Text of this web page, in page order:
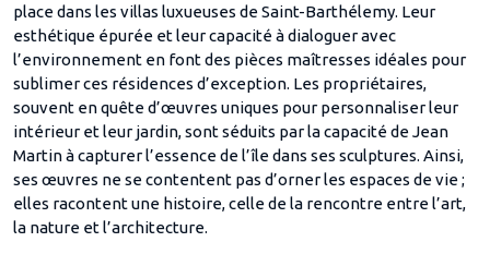
place dans les villas luxueuses de Saint-Barthélemy. Leur
esthétique épurée et leur capacité à dialoguer avec
l’environnement en font des pièces maîtresses idéales pour
sublimer ces résidences d’exception. Les propriétaires,
souvent en quête d’œuvres uniques pour personnaliser leur
intérieur et leur jardin, sont séduits par la capacité de Jean
Martin à capturer l’essence de l’île dans ses sculptures. Ainsi,
ses œuvres ne se contentent pas d’orner les espaces de vie ;
elles racontent une histoire, celle de la rencontre entre l’art,
la nature et l’architecture.